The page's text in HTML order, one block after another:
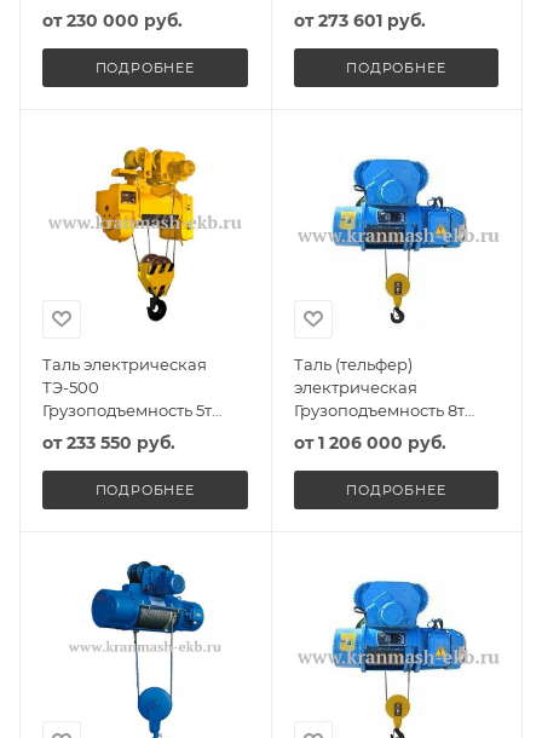
Высота подъема 6м
от230 000 руб.
ПОДРОБНЕЕ
от273 601 руб.
ПОДРОБНЕЕ
Таль электрическая
ТЭ-500
Грузоподъемность 5т
Высота подъема 6м
от233 550 руб.
ПОДРОБНЕЕ
Таль (тельфер)
электрическая
Грузоподъемность 8т
Высота подъема 9м
от1 206 000 руб.
ПОДРОБНЕЕ